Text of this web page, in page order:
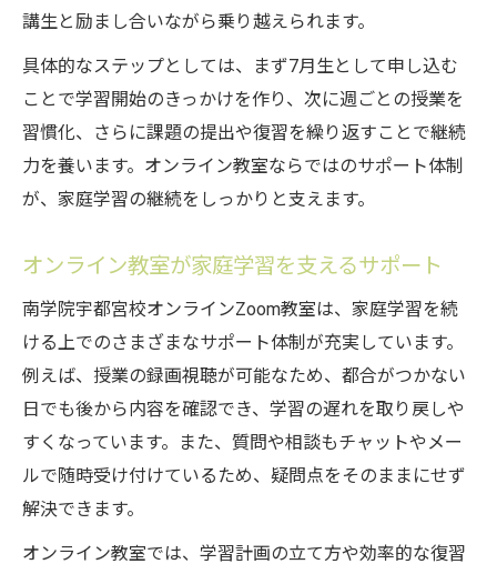
講生と励まし合いながら乗り越えられます。
具体的なステップとしては、まず7月生として申し込む
ことで学習開始のきっかけを作り、次に週ごとの授業を
習慣化、さらに課題の提出や復習を繰り返すことで継続
力を養います。オンライン教室ならではのサポート体制
が、家庭学習の継続をしっかりと支えます。
オンライン教室が家庭学習を支えるサポート
南学院宇都宮校オンラインZoom教室は、家庭学習を続
ける上でのさまざまなサポート体制が充実しています。
例えば、授業の録画視聴が可能なため、都合がつかない
日でも後から内容を確認でき、学習の遅れを取り戻しや
すくなっています。また、質問や相談もチャットやメー
ルで随時受け付けているため、疑問点をそのままにせず
解決できます。
オンライン教室では、学習計画の立て方や効率的な復習